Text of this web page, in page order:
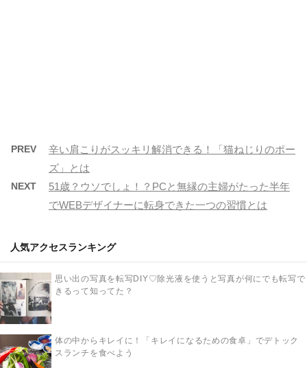
PREV
辛い肩こりがスッキリ解消できる！「猫ねじりのポー
ズ」とは
NEXT
51歳？ウソでしょ！？PCと無縁の主婦がたった半年
でWEBデザイナーに転身できた一つの習慣とは
人気アクセスランキング
思い出の写真を転写DIY♡除光液を使うと写真が何にでも転写で
きるって知ってた？
体の中からキレイに！「キレイになるための食卓」でデトック
スランチを食べよう